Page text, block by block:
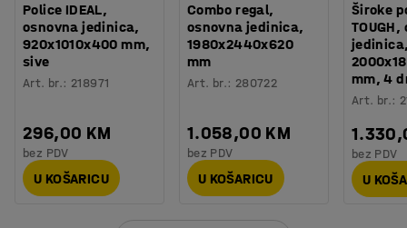
Police IDEAL,
osnovna jedinica,
920x1010x400 mm,
sive
Art. br.: 218971
296,00 KM
bez PDV
U KOŠARICU
Combo regal,
osnovna jedinica,
1980x2440x620
mm
Art. br.: 280722
1.058,00 KM
bez PDV
U KOŠARICU
Široke
mm, 4
Art. br.:
bez PDV
U